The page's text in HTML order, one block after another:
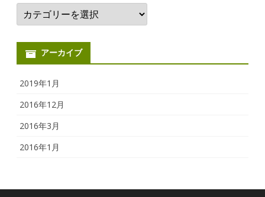
カ
テ
ゴ
ー
アーカイブ
2019年1月
2016年12月
2016年3月
2016年1月